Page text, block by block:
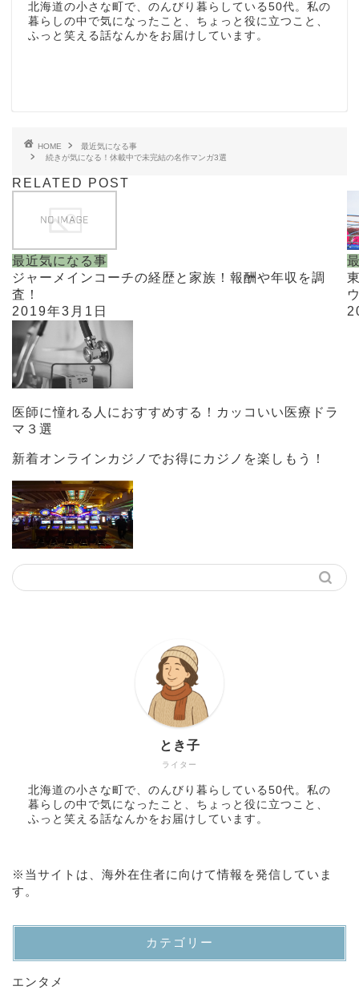
北海道の小さな町で、のんびり暮らしている50代。私の
暮らしの中で気になったこと、ちょっと役に立つこと、
ふっと笑える話なんかをお届けしています。
HOME
最近気になる事
続きが気になる！休載中で未完結の名作マンガ3選
RELATED POST
最近気になる事
ジャーメインコーチの経歴と家族！報酬や年収を調
査！
2019年3月1日
医師に憧れる人におすすめする！カッコいい医療ドラ
マ３選
新着オンラインカジノでお得にカジノを楽しもう！
ライター
とき子
北海道の小さな町で、のんびり暮らしている50代。私の
暮らしの中で気になったこと、ちょっと役に立つこと、
ふっと笑える話なんかをお届けしています。
※当サイトは、海外在住者に向けて情報を発信していま
す。
カテゴリー
エンタメ